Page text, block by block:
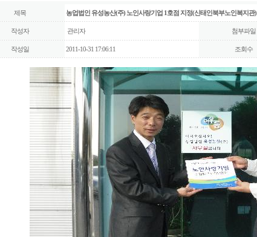
제목 농업법인 유성농산(주) 노인사랑기업 1호점 지정(신태인북부노인복지관)
작성자 관리자 첨부파일
작성일
2011-10-31 17:06:11 조회수